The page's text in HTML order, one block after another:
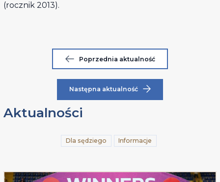
(rocznik 2013).
Poprzednia aktualność
Następna aktualność
Aktualności
Dla sędziego Informacje